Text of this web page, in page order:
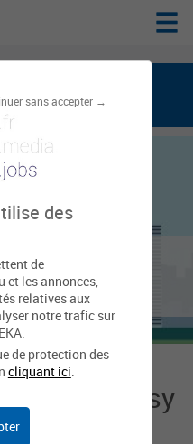
sans accepter →
des
de
et les annonces,
relatives aux
notre trafic sur
de protection des
cliquant ici.
l'emploi public
Croissy
de Croissy